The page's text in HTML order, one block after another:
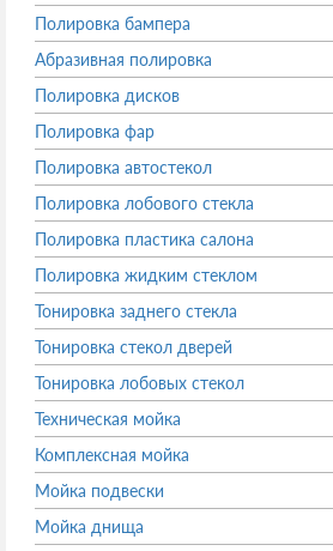
Полировка бампера
Абразивная полировка
Полировка дисков
Полировка фар
Полировка автостекол
Полировка лобового стекла
Полировка пластика салона
Полировка жидким стеклом
Тонировка заднего стекла
Тонировка стекол дверей
Тонировка лобовых стекол
Техническая мойка
Комплексная мойка
Мойка подвески
Мойка днища